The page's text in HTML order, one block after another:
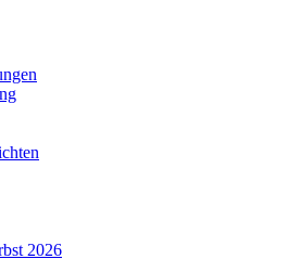
2026